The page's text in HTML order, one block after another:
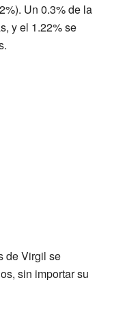
Un 0.3% de la
y el 1.22% se
de Virgil se
sin importar su